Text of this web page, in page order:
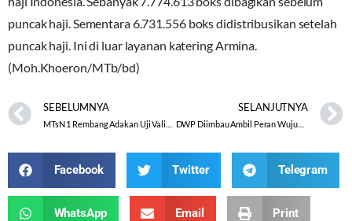
puncak haji. Sementara 6.731.556 boks didistribusikan setelah
puncak haji. Ini di luar layanan katering Armina.
(Moh.Khoeron/MTb/bd)
SEBELUMNYA SELANJUTNYA
DWP Diimbau Ambil Peran Wujudkan Kehidupan Harmonis
Facebook Twitter Telegram
WhatsApp Email Print